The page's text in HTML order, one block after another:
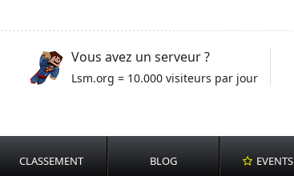
Vous avez un serveur ?
Lsm.org = 10.000 visiteurs par jour
CLASSEMENT BLOG EVENTS